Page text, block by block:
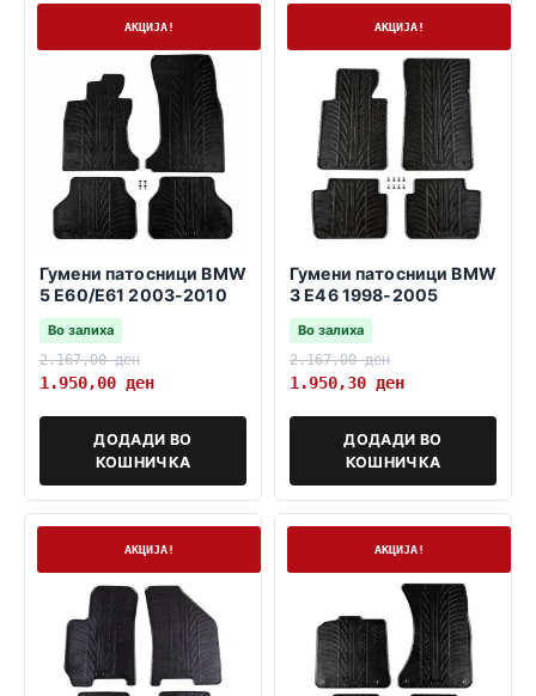
АКЦИЈА!
Гумени патосници BMW
5 E60/E61 2003-2010
Во залиха
2.167,00ден
1.950,00 ден
ДОДАДИ ВО
КОШНИЧКА
АКЦИЈА!
Гумени патосници BMW
3 E46 1998-2005
Во залиха
2.167,00ден
1.950,30 ден
ДОДАДИ ВО
КОШНИЧКА
АКЦИЈА! АКЦИЈА!